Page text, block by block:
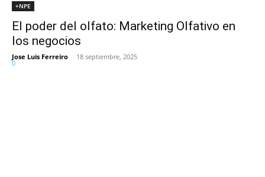
+NPE
El poder del olfato: Marketing Olfativo en
los negocios
Jose Luis Ferreiro - 18 septiembre, 2025
0